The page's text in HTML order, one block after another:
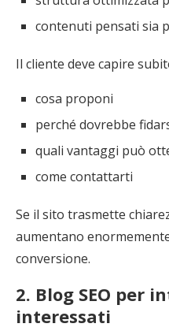
contenuti pensati sia
Il cliente deve capire
cosa proponi
perché dovrebbe
quali vantaggi può
come contattarti
Se il sito trasmette
aumentano
conversione.
2. Blog SEO per
interessati